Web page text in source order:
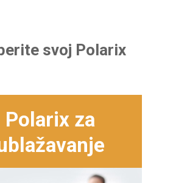
Polarix za
svoj Polarix